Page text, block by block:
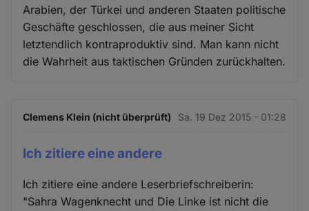
Arabien, der Türkei und anderen Staaten politische
Geschäfte geschlossen, die aus meiner Sicht
letztendlich kontraproduktiv sind. Man kann nicht
die Wahrheit aus taktischen Gründen zurückhalten.
Clemens Klein (nicht überprüft) Sa. 19 Dez 2015 - 01:28
Ich zitiere eine andere
Ich zitiere eine andere Leserbriefschreiberin:
"Sahra Wagenknecht und Die Linke ist nicht die